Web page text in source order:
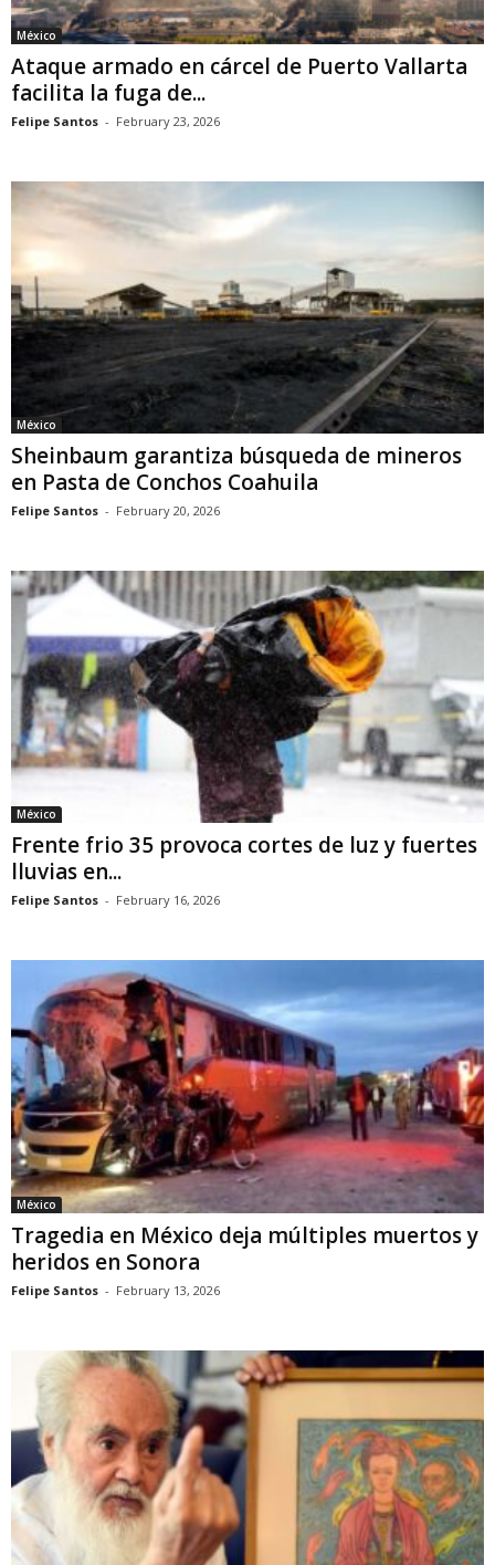
México
Ataque armado en cárcel de Puerto Vallarta
facilita la fuga de...
Felipe Santos - February 23, 2026
México
Sheinbaum garantiza búsqueda de mineros
en Pasta de Conchos Coahuila
Felipe Santos - February 20, 2026
México
Frente frio 35 provoca cortes de luz y fuertes
lluvias en...
Felipe Santos - February 16, 2026
México
Tragedia en México deja múltiples muertos y
heridos en Sonora
Felipe Santos - February 13, 2026